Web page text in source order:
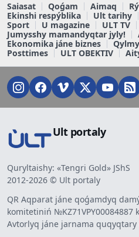
Saiasat Qoǵam Aimaq
Ekinshi respýblika
Ult tarihy
Sport
U magazine
ULT TV
Jumysshy mamandyqtar jyly!
Ekonomika jáne biznes
Posttimes
ULT OBEKTIV
Ult portaly
Quryltaishy: «Tengri Gold» JShS
2012-2026 © Ult portaly
QR Aqparat jáne qoǵamdyq
komitetiniń №KZ71VPY00084887
Avtorlyq jáne jarnama